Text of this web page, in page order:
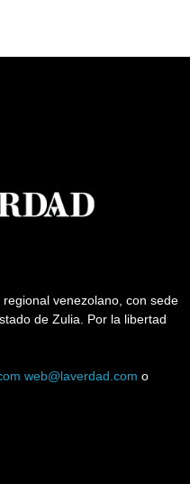
venezolano, con sede
de Zulia. Por la libertad
web@laverdad.com o